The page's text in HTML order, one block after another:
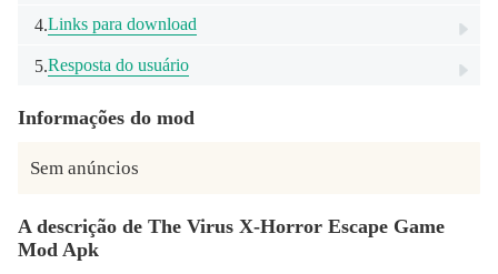
4.Links para download
5.Resposta do usuário
Informações do mod
Sem anúncios
A descrição de The Virus X-Horror Escape Game
Mod Apk